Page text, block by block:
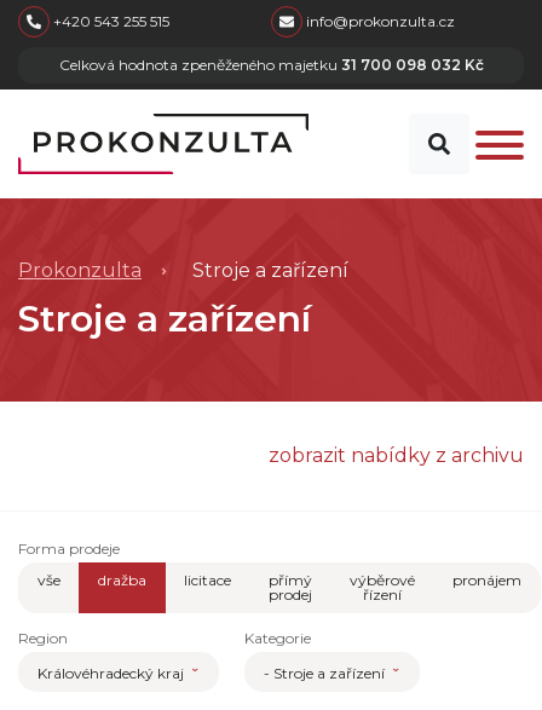
skip to main content
+420 543 255 515 info@prokonzulta.cz
Celková hodnota zpeněženého majetku 31 700 098 032 Kč
Prokonzulta Stroje a zařízení
Stroje a zařízení
zobrazit nabídky z archivu
Forma prodeje
vše
dražba licitace
přímý
prodej
výběrové
řízení
pronájem
Region
Královéhradecký kraj
Kategorie
- Stroje a zařízení